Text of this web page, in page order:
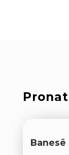
Banesë